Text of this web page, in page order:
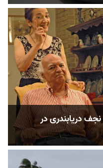
دریابندری در